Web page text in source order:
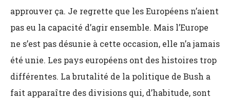
approuver ça. Je regrette que les Européens n’aient
pas eu la capacité d’agir ensemble. Mais l’Europe
ne s’est pas désunie à cette occasion, elle n’a jamais
été unie. Les pays européens ont des histoires trop
différentes. La brutalité de la politique de Bush a
fait apparaître des divisions qui, d’habitude, sont